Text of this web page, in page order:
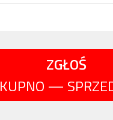
ZGŁOŚ
KUPNO —